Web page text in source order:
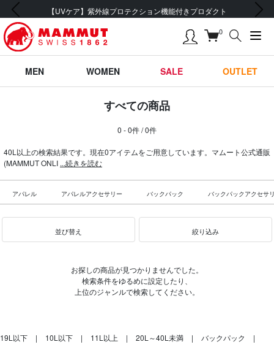
【UVケア】紫外線プロテクション機能付きプロダクト
前の画像 次の画像
0
MEN WOMEN SALE OUTLET
すべての商品
0 - 0件 / 0件
40L以上の検索結果です。現在0アイテムをご用意しています。マムート公式通販
(MAMMUT ONLI ...続きを読む
アパレル アパレルアクセサリー バックパック バックパックアクセサ
並び替え 絞り込み
お探しの商品が見つかりませんでした。
検索条件をゆるめに設定したり、
上位のジャンルで検索してください。
19L以下 10L以下 11L以上 20L～40L未満 バックパック